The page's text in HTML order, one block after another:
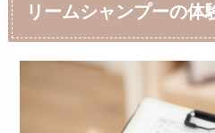
リームシャンプーの体